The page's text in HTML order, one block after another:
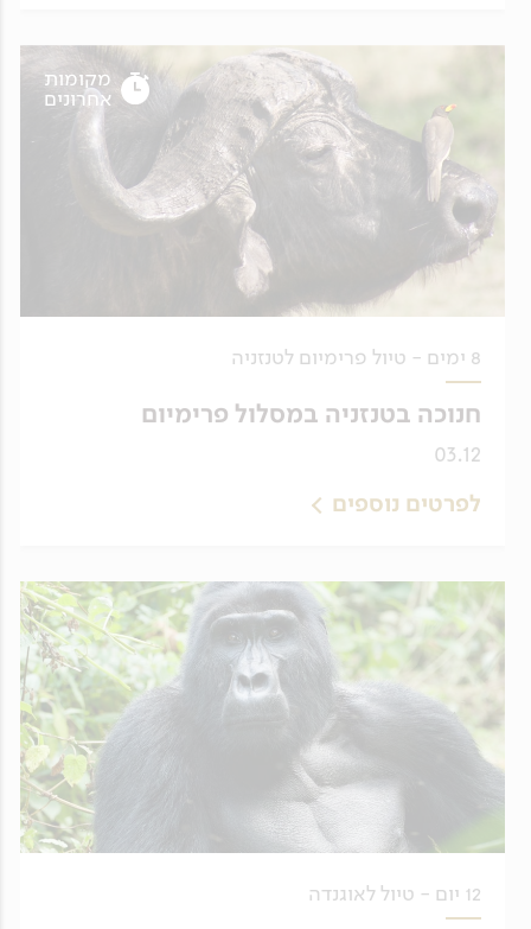
8 ימים - טיול פרימיום לטנזניה
חנוכה בטנזניה במסלול פרימיום
03.12
לפרטים נוספים
מקומות
אחרונים
12 יום - טיול לאוגנדה